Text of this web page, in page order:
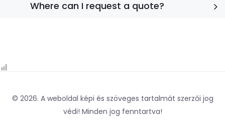
Where can I request a quote?
© 2026. A weboldal képi és szöveges tartalmát szerzői jog
védi! Minden jog fenntartva!